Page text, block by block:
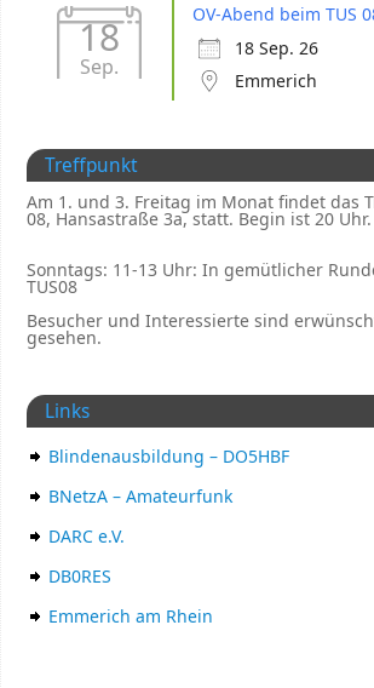
18
Sep.
OV-Abend beim TUS
18 Sep. 26
Emmerich
Treffpunkt
Am 1. und 3. Freitag im Monat findet das
08, Hansastraße 3a, statt. Begin ist 20 Uhr.
Sonntags: 11-13 Uhr: In gemütlicher
TUS08
Besucher und Interessierte sind
gesehen.
Links
Blindenausbildung – DO5HBF
BNetzA – Amateurfunk
DARC e.V.
DB0RES
Emmerich am Rhein